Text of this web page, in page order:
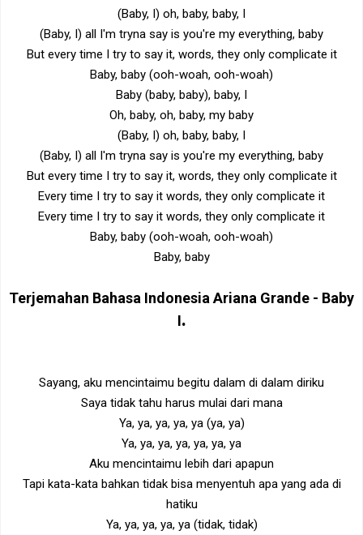
(Baby, I) oh, baby, baby, I
(Baby, I) all I'm tryna say is you're my everything, baby
But every time I try to say it, words, they only complicate it
Baby, baby (ooh-woah, ooh-woah)
Baby (baby, baby), baby, I
Oh, baby, oh, baby, my baby
(Baby, I) oh, baby, baby, I
(Baby, I) all I'm tryna say is you're my everything, baby
But every time I try to say it, words, they only complicate it
Every time I try to say it words, they only complicate it
Every time I try to say it words, they only complicate it
Baby, baby (ooh-woah, ooh-woah)
Baby, baby
Terjemahan Bahasa Indonesia Ariana Grande - Baby
I.
Sayang, aku mencintaimu begitu dalam di dalam diriku
Saya tidak tahu harus mulai dari mana
Ya, ya, ya, ya, ya (ya, ya)
Ya, ya, ya, ya, ya, ya, ya
Aku mencintaimu lebih dari apapun
Tapi kata-kata bahkan tidak bisa menyentuh apa yang ada di
hatiku
Ya, ya, ya, ya, ya (tidak, tidak)